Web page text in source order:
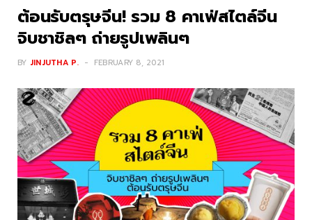
ต้อนรับตรุษจีน! รวม 8 คาเฟ่สไตล์จีน
จิบชาชิลๆ ถ่ายรูปเพลินๆ
BY JINJUTHA P. FEBRUARY 8, 2021